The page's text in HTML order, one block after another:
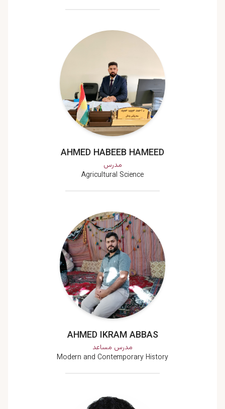
AHMED HABEEB HAMEED
مدرس
Agricultural Science
AHMED IKRAM ABBAS
مدرس مساعد
Modern and Contemporary History